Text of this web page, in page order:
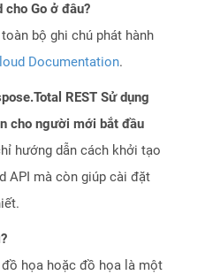
cho Go ở đâu?
bộ ghi chú phát hành
Documentation.
REST Sử dụng
cho người mới bắt đầu
hướng dẫn cách khởi tạo
API mà còn giúp cài đặt
họa hoặc đồ họa là một